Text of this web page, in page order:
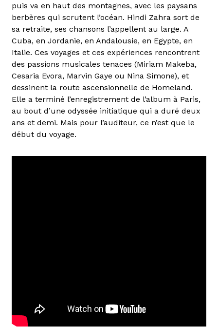
puis va en haut des montagnes, avec les paysans
berbères qui scrutent l’océan. Hindi Zahra sort de
sa retraite, ses chansons l’appellent au large. A
Cuba, en Jordanie, en Andalousie, en Egypte, en
Italie. Ces voyages et ces expériences rencontrent
des passions musicales tenaces (Miriam Makeba,
Cesaria Evora, Marvin Gaye ou Nina Simone), et
dessinent la route ascensionnelle de Homeland.
Elle a terminé l’enregistrement de l’album à Paris,
au bout d’une odyssée initiatique qui a duré deux
ans et demi. Mais pour l’auditeur, ce n’est que le
début du voyage.